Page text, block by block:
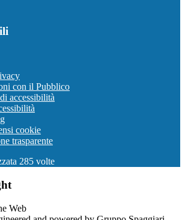
con il Pubblico
accessibilità
cookie
trasparente
285 volte